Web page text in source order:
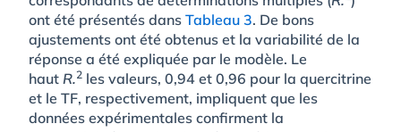
ont été présentés dansTableau 3. De bons
ajustements ont été obtenus et la variabilité de la
réponse a été expliquée par le modèle. Le
haut R.2 les valeurs, 0,94 et 0,96 pour la quercitrine
et le TF, respectivement, impliquent que les
données expérimentales confirment la